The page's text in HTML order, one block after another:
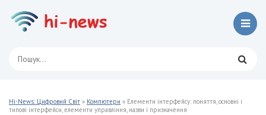
Hi-News: Цифровий Світ » Компютери » Елементи інтерфейсу: поняття, основні і
типові інтерфейси, елементи управління, назви і призначення